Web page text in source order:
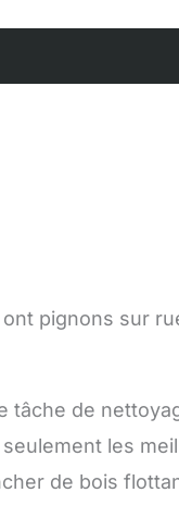
pignons sur
tâche de
les
de bois